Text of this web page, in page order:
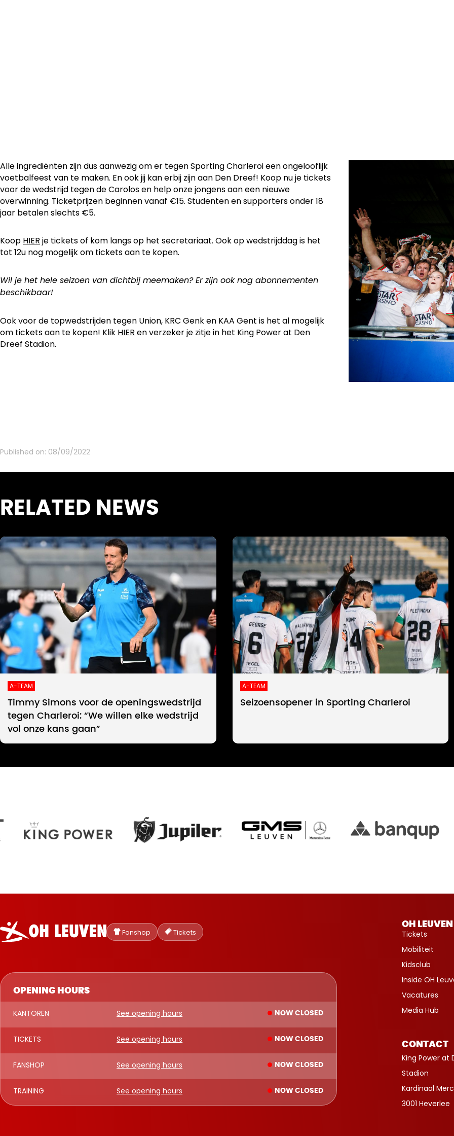
Alle ingrediënten zijn dus aanwezig om er tegen Sporting Charleroi een ongelooflijk
voetbalfeest van te maken. En ook jij kan erbij zijn aan Den Dreef! Koop nu je tickets
voor de wedstrijd tegen de Carolos en help onze jongens aan een nieuwe
overwinning. Ticketprijzen beginnen vanaf €15. Studenten en supporters onder 18
jaar betalen slechts €5.
Koop HIER je tickets of kom langs op het secretariaat. Ook op wedstrijddag is het
tot 12u nog mogelijk om tickets aan te kopen.
Wil je het hele seizoen van dichtbij meemaken? Er zijn ook nog abonnementen
beschikbaar!
Ook voor de topwedstrijden tegen Union, KRC Genk en KAA Gent is het al mogelijk
om tickets aan te kopen! Klik HIER en verzeker je zitje in het King Power at Den
Dreef Stadion.
Published on: 08/09/2022
RELATED NEWS
A-TEAM
Timmy Simons voor de openingswedstrijd
tegen Charleroi: “We willen elke wedstrijd
vol onze kans gaan”
A-TEAM
Seizoensopener in Sporting Charleroi
Oud-
Heverlee
Leuven
Fanshop Tickets
OPENING HOURS
KANTOREN See opening hours NOW CLOSED
TICKETS See opening hours NOW CLOSED
FANSHOP See opening hours NOW CLOSED
TRAINING See opening hours NOW CLOSED
OH LEUVEN
Tickets
Mobiliteit
Kidsclub
Inside OH
Vacatures
Media Hub
CONTACT
King Power at
Stadion
Kardinaal
3001 Heverlee